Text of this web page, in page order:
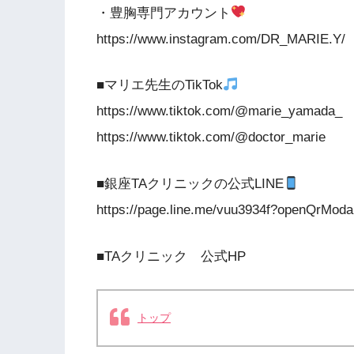
・豊胸専門アカウント
https://www.instagram.com/DR_MARIE.Y/
■マリエ先生のTikTok
https://www.tiktok.com/@marie_yamada_
https://www.tiktok.com/@doctor_marie
■銀座TAクリニックの公式LINE
https://page.line.me/
■TAクリニック 公式HP
トップ